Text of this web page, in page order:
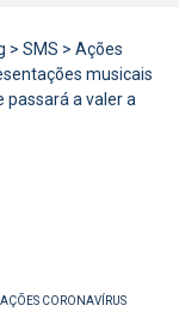
> SMS > Ações
musicais
passará a valer a
AÇÕES CORONAVÍRUS